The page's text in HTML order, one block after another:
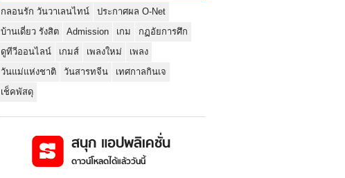
กลอนรัก วันวาเลนไทน์
ประกาศผล O-Net
บ้านเดี่ยว รังสิต
Admission เกม
กฏอัยการศึก
ดูทีวีออนไลน์
เกมส์ เพลงใหม่
เพลง
วันแม่แห่งชาติ
วันสารทจีน
เทศกาลกินเจ
เช็คพัสดุ
สนุก แอปพลิเคชั่น
ดาวน์โหลดได้แล้ววันนี้